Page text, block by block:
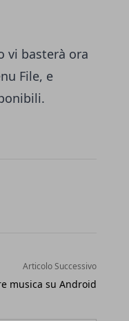
vi basterà ora
File, e
Articolo Successivo
musica su Android